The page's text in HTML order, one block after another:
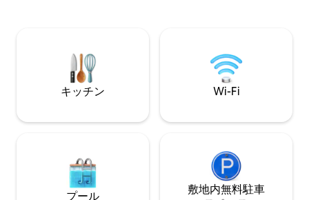
ットにはスマートテレビ、Wi-Fi、無制限
のNetflixが備わっています。 このユニッ
トはケントストリートの両方の入り口か
らアクセスできます。 騒音レベルには十
がございましたら、24時間365日対応い
プ、パブがたくさんあり、子供の遊び場
もあります。 桟橋までは徒歩8分です。
グレネルグの路面電車はアデレードCBD
ド、バーベキュー
ゲストをお迎えし
フェ、バーまで徒
トの完璧な休暇の
キッチン Wi-Fi
プール
敷地内無料駐⁠車